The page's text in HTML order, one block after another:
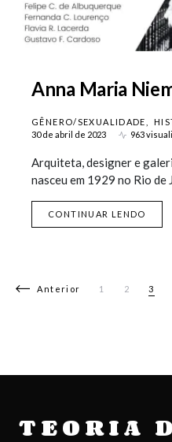
Anna Maria
GÊNERO/SEXUALIDADE
30 de abril de 2023
963
Arquiteta, designer e
nasceu em 1929 no Rio
CONTINUAR LENDO
Navegação
Anterior 1 2 3
TEORIA